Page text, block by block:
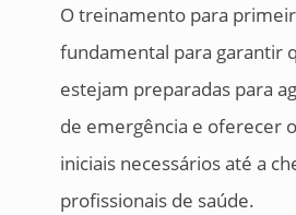
O treinamento para
fundamental para garantir
estejam preparadas para
de emergência e oferecer
iniciais necessários até a
profissionais de saúde.